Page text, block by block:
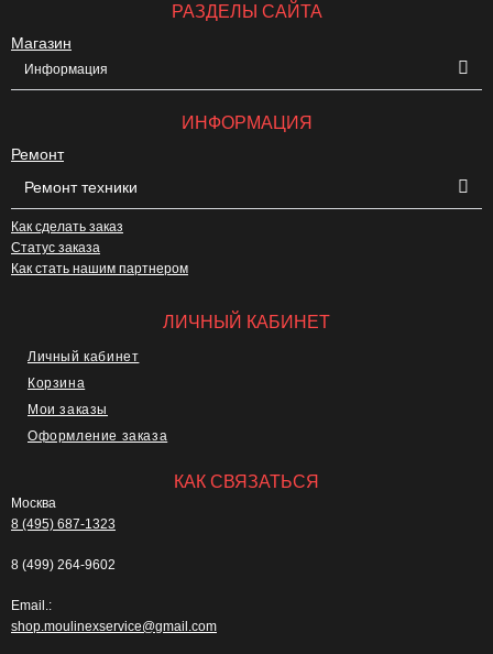
РАЗДЕЛЫ САЙТА
Магазин
Информация
ИНФОРМАЦИЯ
Ремонт
Ремонт техники
Как сделать заказ
Статус заказа
Как стать нашим партнером
ЛИЧНЫЙ КАБИНЕТ
Личный кабинет
Корзина
Мои заказы
Оформление заказа
КАК СВЯЗАТЬСЯ
Москва
8 (495) 687-1323
8 (499) 264-9602
Email.:
shop.moulinexservice@gmail.com